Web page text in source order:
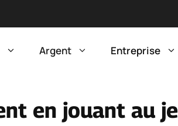
Argent Entreprise
en jouant au